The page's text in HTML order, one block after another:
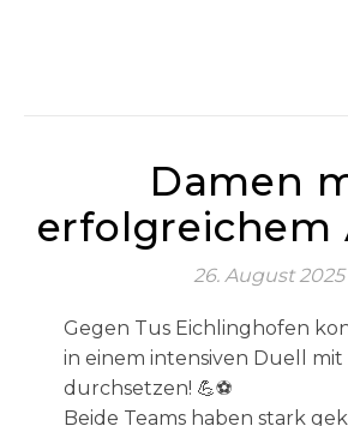
Damen
erfolgreichem
26. August 2025
Gegen Tus Eichlinghofen
in einem intensiven Duell mit
durchsetzen! 💪⚽️
Beide Teams haben stark